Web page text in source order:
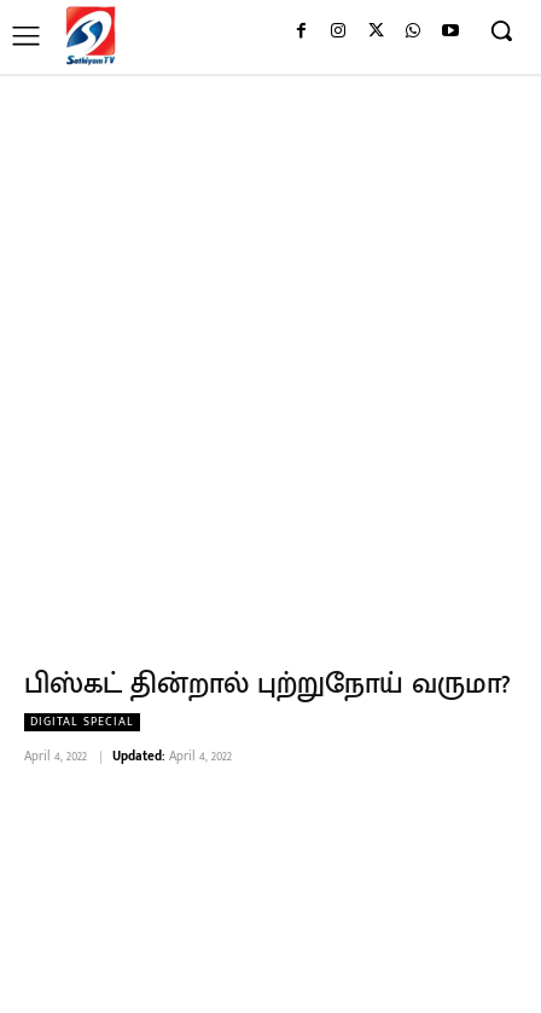
பிஸ்கட் தின்றால் புற்றுநோய் வருமா?
DIGITAL SPECIAL
April 4, 2022 Updated: April 4, 2022